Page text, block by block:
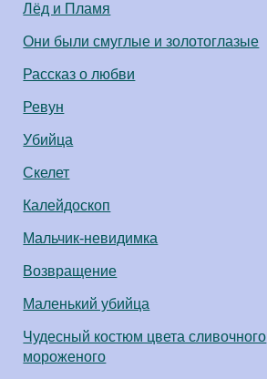
Лёд и Пламя
Они были смуглые и золотоглазые
Рассказ о любви
Ревун
Убийца
Скелет
Калейдоскоп
Мальчик-невидимка
Возвращение
Маленький убийца
Чудесный костюм цвета сливочного
мороженого